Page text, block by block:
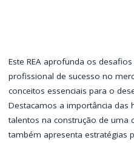
Este REA aprofunda os
profissional de sucesso no
conceitos essenciais para o
Destacamos a importância das
talentos na construção de uma
também apresenta estratégias